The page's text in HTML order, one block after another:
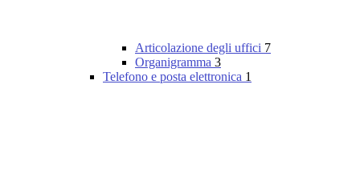
Articolazione degli uffici 7
Organigramma 3
Telefono e posta elettronica 1